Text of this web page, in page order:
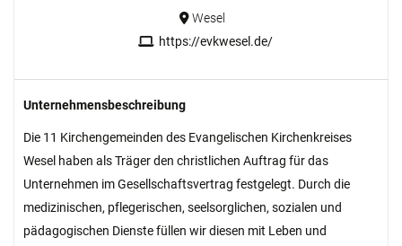
Wesel
https://evkwesel.de/
Unternehmensbeschreibung
Die 11 Kirchengemeinden des Evangelischen Kirchenkreises
Wesel haben als Träger den christlichen Auftrag für das
Unternehmen im Gesellschaftsvertrag festgelegt. Durch die
medizinischen, pflegerischen, seelsorglichen, sozialen und
pädagogischen Dienste füllen wir diesen mit Leben und